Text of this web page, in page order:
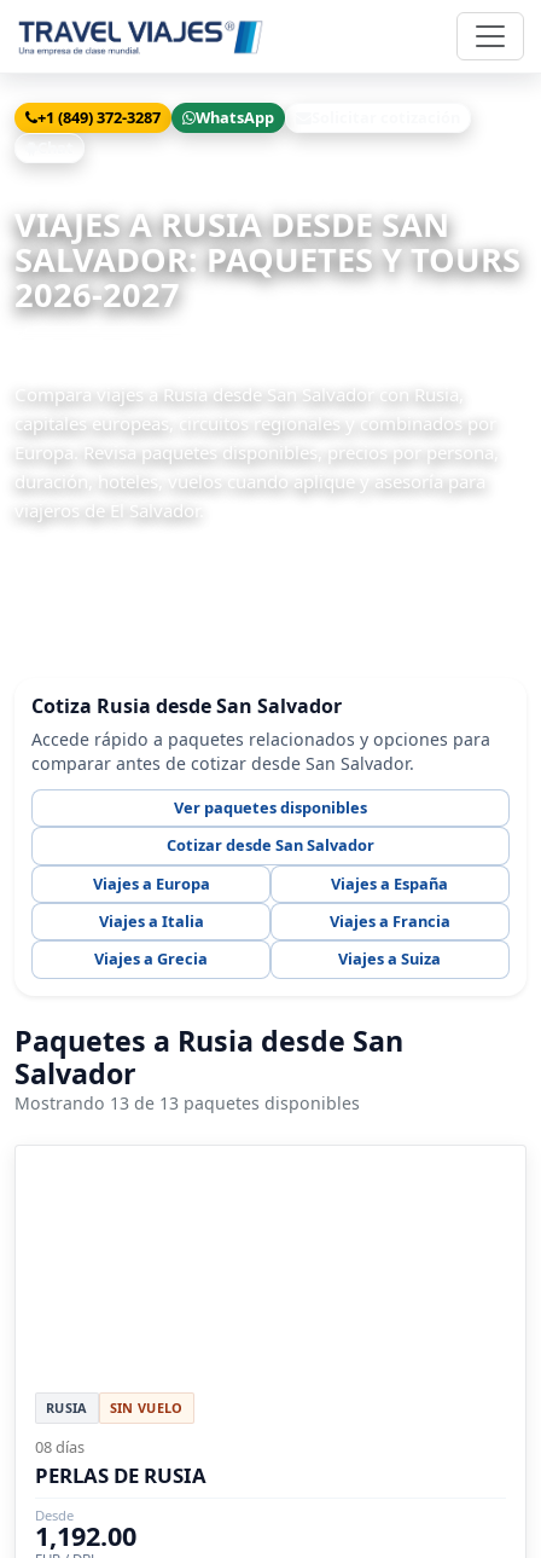
+1 (849) 372-3287 WhatsApp
VIAJES A RUSIA DESDE SAN
SALVADOR: PAQUETES Y TOURS
2026-2027
Compara viajes a Rusia desde San Salvador con Rusia,
capitales europeas, circuitos regionales y combinados por
Europa. Revisa paquetes disponibles, precios por persona,
duración, hoteles, vuelos cuando aplique y asesoría para
viajeros de El Salvador.
Cotiza Rusia desde San Salvador
Accede rápido a paquetes relacionados y opciones para
comparar antes de cotizar desde San Salvador.
Ver paquetes disponibles
Cotizar desde San Salvador
Viajes a Europa
Viajes a España
Viajes a Italia
Viajes a Francia
Viajes a Grecia
Viajes a Suiza
Paquetes a Rusia desde San
Salvador
Mostrando 13 de 13 paquetes disponibles
RUSIA SIN VUELO
08 días
PERLAS DE RUSIA
Desde
1,192.00